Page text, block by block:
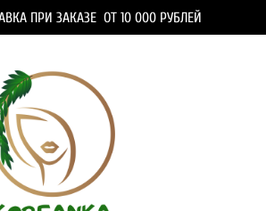
ПРИ ЗАКАЗЕ ОТ 10 000 РУБЛЕЙ